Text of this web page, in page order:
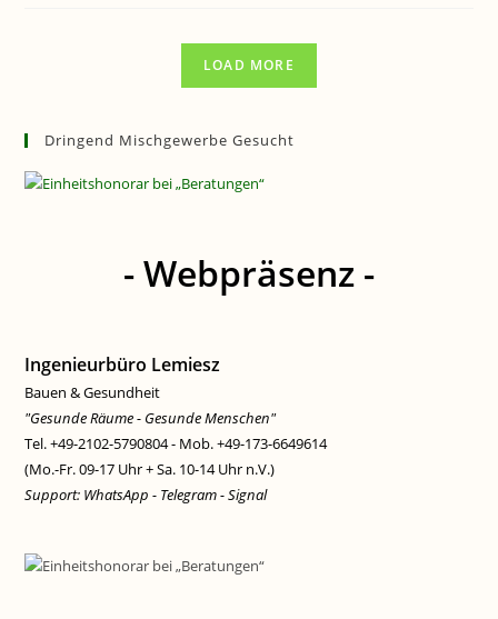
LOAD MORE
Dringend Mischgewerbe Gesucht
- Webpräsenz -
Ingenieurbüro Lemiesz
Bauen & Gesundheit
"Gesunde Räume - Gesunde Menschen"
Tel. +49-2102-5790804 - Mob. +49-173-6649614
(Mo.-Fr. 09-17 Uhr + Sa. 10-14 Uhr n.V.)
Support: WhatsApp - Telegram - Signal